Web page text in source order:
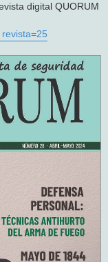
digital QUORUM